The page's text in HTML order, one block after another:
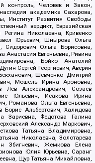
контроль, Человек и Закон,
академика Сахарова,
Институт Развития Свободы
вердикт, Евразийская
Регина Николаевна, Кривенко
Юрьевич, Шнырова Ольга
Ольга Борисовна,
Анастасия Евгеньевна, Ривина
Бойко Анатолий
Сергей Георгиевич, Аверин
Шевченко Дмитрий
Мошель Ирина Ароновна,
Лев Александрович, Созаев
Юльевич, Исакова Ирина
Романова Ольга Евгеньевна,
Борис Альбертович, Халидова
Зариевна, Федотова Галина
Александр Маркович,
Татьяна Владимировна,
Николаевна, Золотарева
Збигневич, Жемкова Елена
Юлия Юрьевна, Саранг
Щур Татьяна Михайловна,